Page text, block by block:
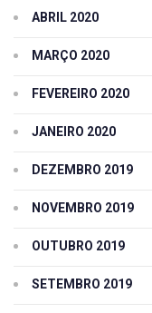
ABRIL 2020
MARÇO 2020
FEVEREIRO 2020
JANEIRO 2020
DEZEMBRO 2019
NOVEMBRO 2019
OUTUBRO 2019
SETEMBRO 2019